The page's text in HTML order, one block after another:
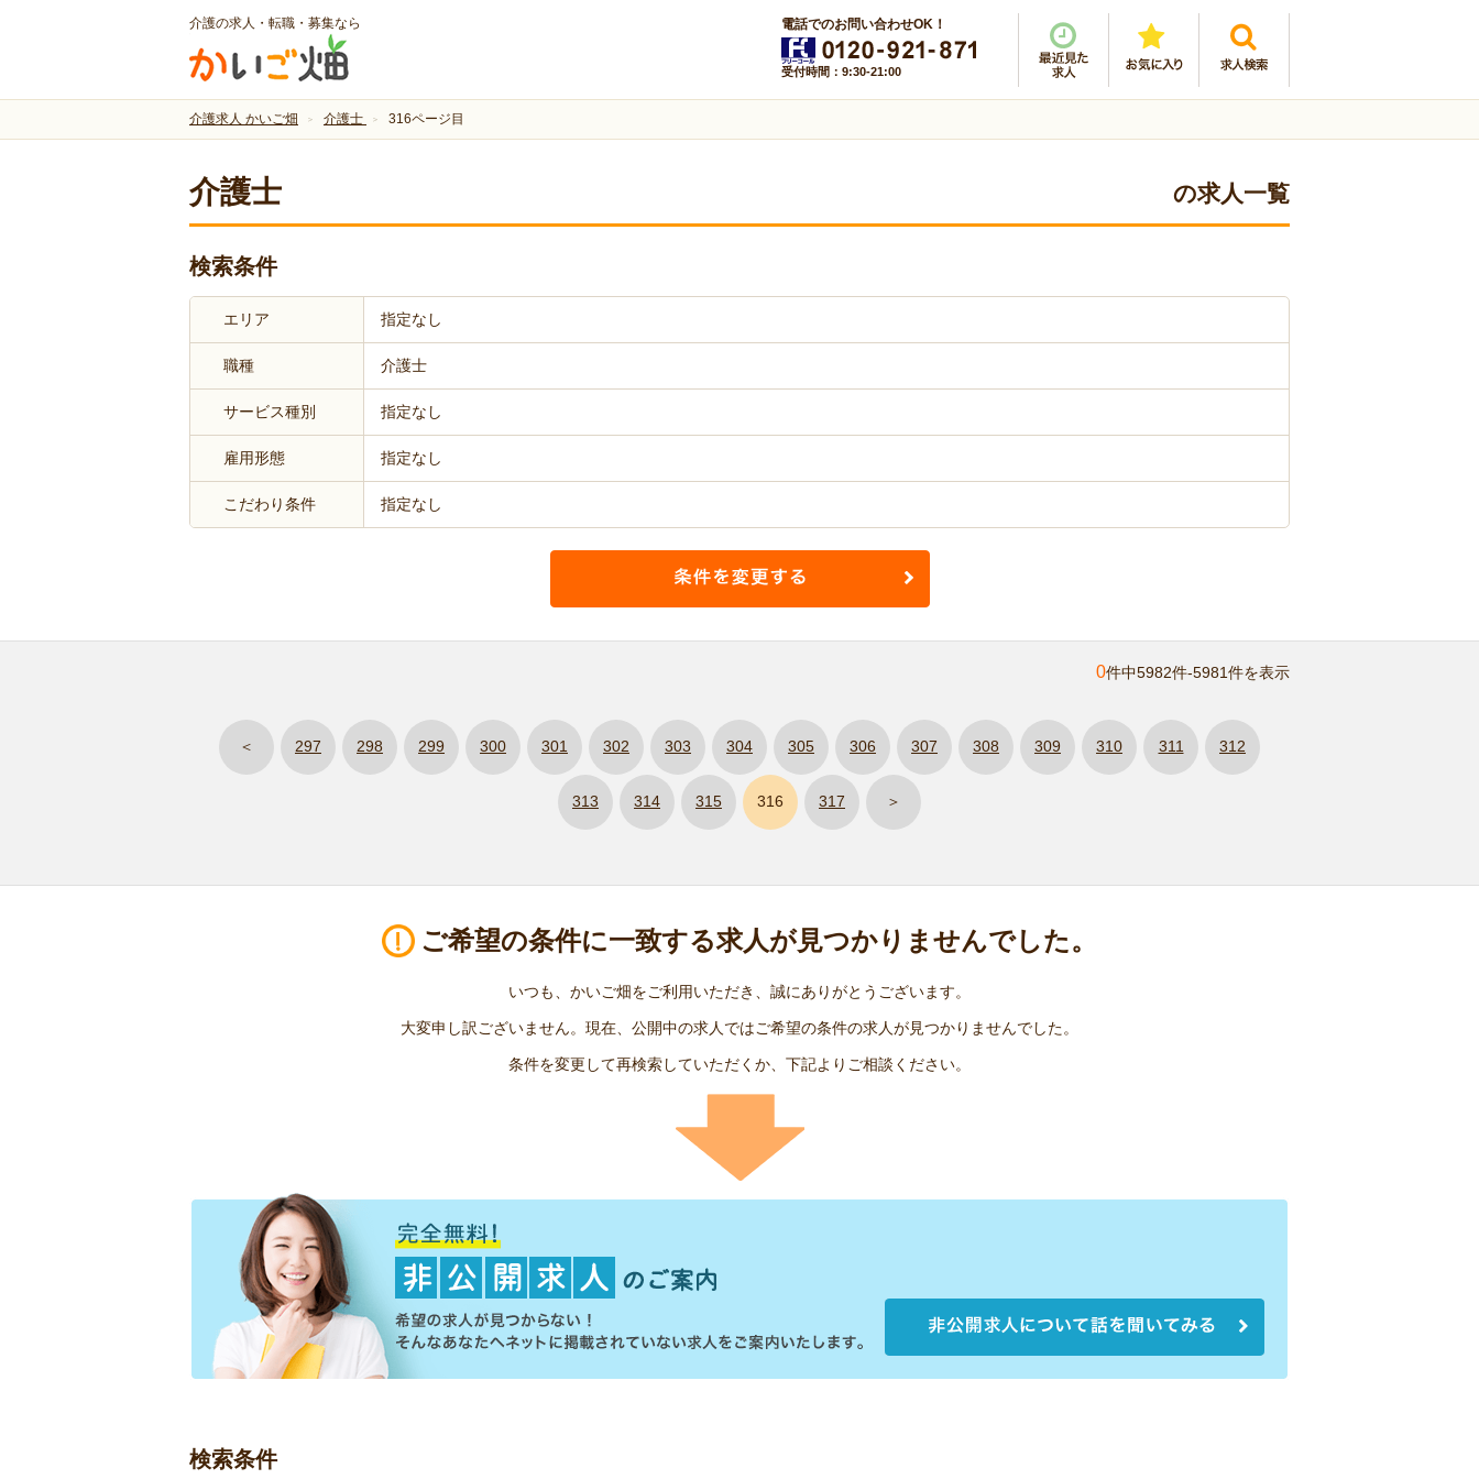
介護の求人・転職・募集なら 電話でのお問い合わせOK！
受付時間：9:30-21:00
介護求人 かいご畑 介護士 316ページ目
介護士 の求人一覧
検索条件
エリア 指定なし
職種 介護士
サービス種別 指定なし
雇用形態 指定なし
こだわり条件 指定なし
0件中5982件-5981件を表示
＜ 297 298 299 300 301 302 303 304 305 306 307 308 309 310 311 312
313 314 315 316 317 ＞
ご希望の条件に一致する求人が見つかりませんでした。
いつも、かいご畑をご利用いただき、誠にありがとうございます。
大変申し訳ございません。現在、公開中の求人ではご希望の条件の求人が見つかりませんでした。
条件を変更して再検索していただくか、下記よりご相談ください。
検索条件